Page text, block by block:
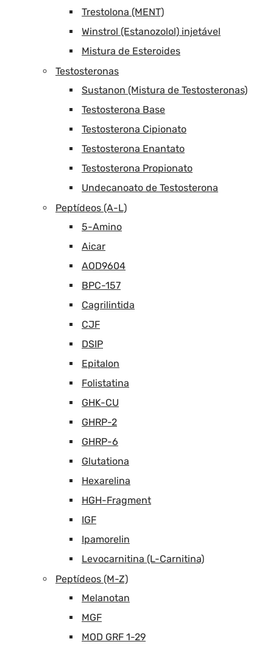
Trestolona (MENT)
Winstrol (Estanozolol) injetável
Mistura de Esteroides
Testosteronas
Sustanon (Mistura de Testosteronas)
Testosterona Base
Testosterona Cipionato
Testosterona Enantato
Testosterona Propionato
Undecanoato de Testosterona
Peptídeos (A-L)
5-Amino
Aicar
AOD9604
BPC-157
Cagrilintida
CJF
DSIP
Epitalon
Folistatina
GHK-CU
GHRP-2
GHRP-6
Glutationa
Hexarelina
HGH-Fragment
IGF
Ipamorelin
Levocarnitina (L-Carnitina)
Peptídeos (M-Z)
Melanotan
MGF
MOD GRF 1-29